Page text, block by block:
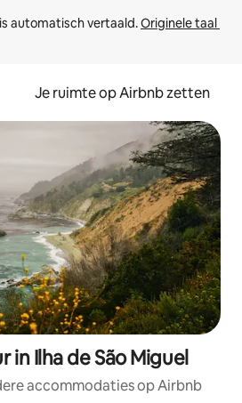
automatisch vertaald. Originele taal
Je ruimte op Airbnb zetten
in Ilha de São Miguel
accommodaties op Airbnb